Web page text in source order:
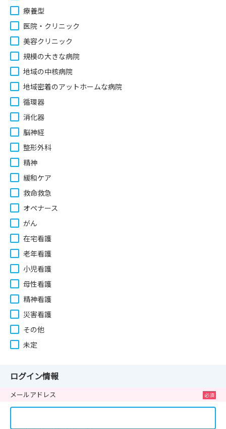
療養型
医院・クリニック
美容クリニック
規模の大きな病院
地域の中核病院
地域密着のアットホームな病院
循環器
消化器
脳神経
整形外科
精神
緩和ケア
救命救急
オペナース
がん
在宅看護
老年看護
小児看護
母性看護
精神看護
災害看護
その他
未定
ログイン情報
メールアドレス